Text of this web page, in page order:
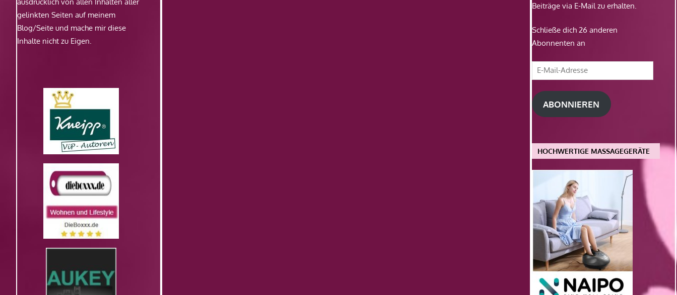
gelinkten Seiten auf meinem
Blog/Seite und mache mir diese
Inhalte nicht zu Eigen.
Beiträge via E-Mail zu erhalten.
Schließe dich 26 anderen
Abonnenten an
E-
Mail-
Adresse
ABONNIEREN
HOCHWERTIGE MASSAGEGERÄTE